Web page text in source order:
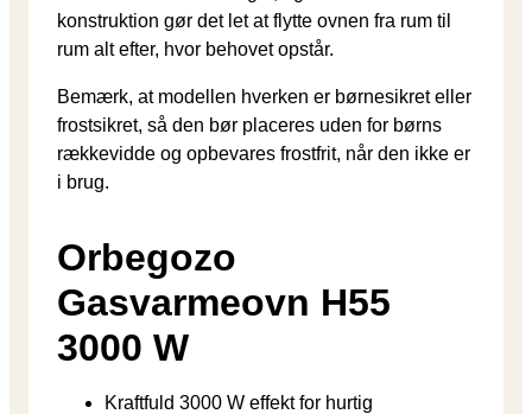
konstruktion gør det let at flytte ovnen fra rum til
rum alt efter, hvor behovet opstår.
Bemærk, at modellen hverken er børnesikret eller
frostsikret, så den bør placeres uden for børns
rækkevidde og opbevares frostfrit, når den ikke er
i brug.
Orbegozo
Gasvarmeovn H55
3000 W
Kraftfuld 3000 W effekt for hurtig